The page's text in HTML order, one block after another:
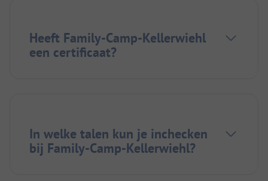
Heeft Family-Camp-Kellerwiehl
een certificaat?
In welke talen kun je inchecken
bij Family-Camp-Kellerwiehl?